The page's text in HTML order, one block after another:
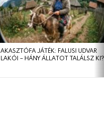
AKASZTÓFA JÁTÉK: FALUSI UDVAR
LAKÓI – HÁNY ÁLLATOT TALÁLSZ KI?